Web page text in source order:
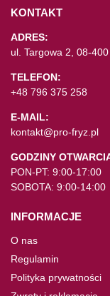
KONTAKT
ADRES:
ul. Targowa 2, 08-
TELEFON:
+48 796 375 258
E-MAIL:
kontakt@pro-fryz.pl
GODZINY
PON-PT: 9:00-17:00
SOBOTA: 9:00-14:00
INFORMACJE
O nas
Regulamin
Polityka prywatności